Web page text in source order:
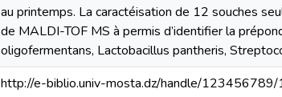
au printemps. La caractéisation de 12 souches
de MALDI-TOF MS à permis d’identifier la
oligofermentans, Lactobacillus pantheris,
http://e-biblio.univ-mosta.dz/handle/